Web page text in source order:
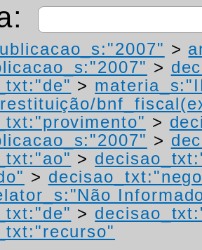
>
>
>
>
>
>
>
>